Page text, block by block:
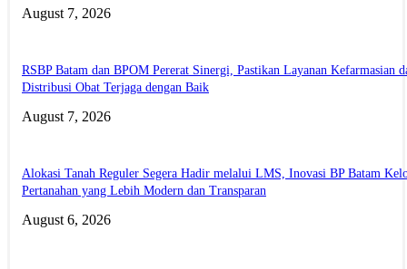
August 7, 2026
RSBP Batam dan BPOM Pererat Sinergi, Pastikan Layanan Kefarmasian
Distribusi Obat Terjaga dengan Baik
August 7, 2026
Alokasi Tanah Reguler Segera Hadir melalui LMS, Inovasi BP Batam
Pertanahan yang Lebih Modern dan Transparan
August 6, 2026